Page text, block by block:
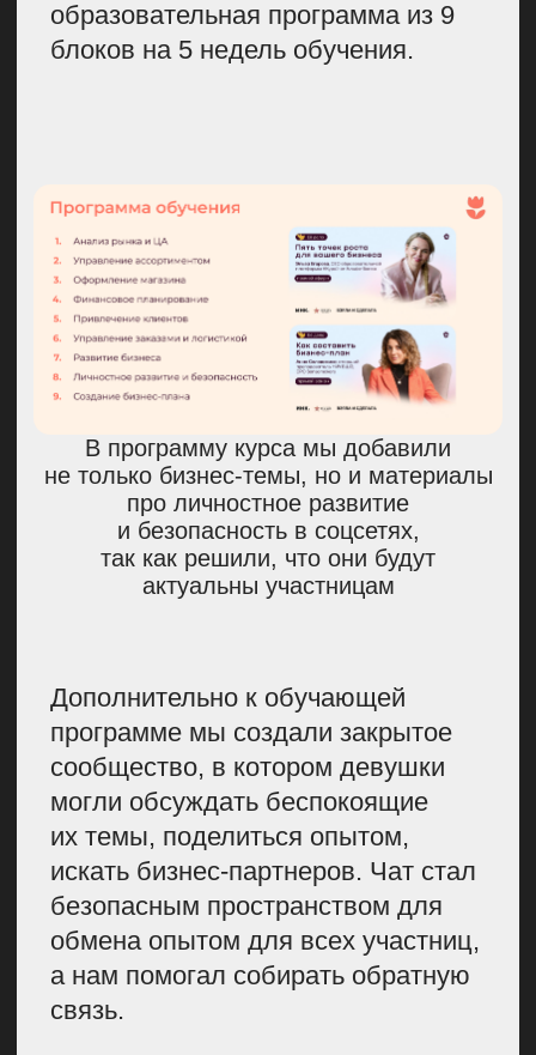
смыслы про переживания
и сомнения могут подружиться
с ним именно в таком продукте.
При выборе партнеров
ориентируйтесь на целевую
аудиторию и глубину
экспертизы.Многие ищут
больших именитых ребят, чтобы
вместе красиво смотреться
в инфополе, усиливать друг
друга. Это хорошо, но важно
в первую очередь обращать
внимание на ценности бренда
и его целевую аудиторию. Даже
если потенциальный партнер
меньше вас, не такой
известный, но работает
с людьми, которые для вашей
компании интересны,
партнерство. У нас так было
с W2W Match.
Заранее продумайте
инструменты вовлечения.По
статистике, только 12% людей,
которые приходят
на бесплатные курсы, смотрят
их до конца. И такую же картину
мы наблюдали у нас по участию
в прямых эфирах: людей на них
с каждым разом становилось
меньше. Чтобы вернуть
аудиторию, мы придумали